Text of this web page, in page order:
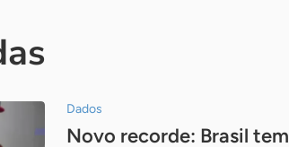
Dados
Novo recorde: Brasil